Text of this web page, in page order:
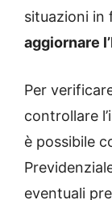
situazioni in
aggiornare
Per
controllare
è possibile
eventuali